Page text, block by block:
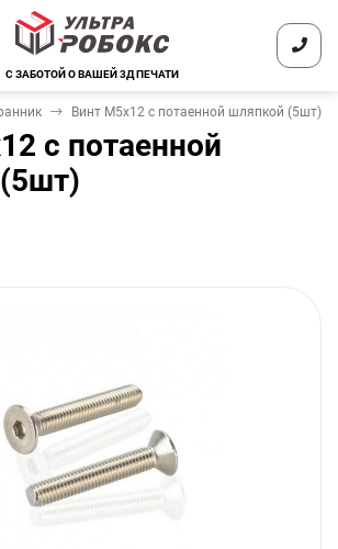
С ЗАБОТОЙ О ВАШЕЙ 3Д ПЕЧАТИ
Винт М5х12 с потаенной шляпкой (5шт)
с потаенной